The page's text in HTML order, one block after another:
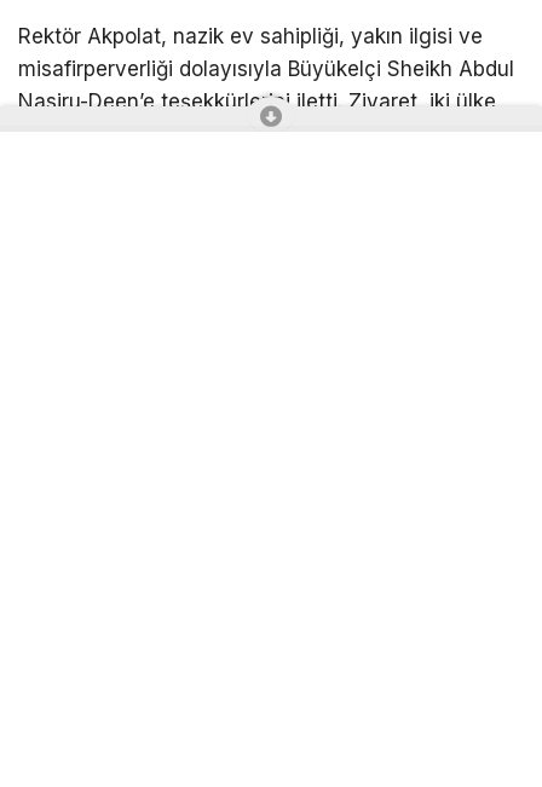
Rektör Akpolat, nazik ev sahipliği, yakın ilgisi ve
misafirperverliği dolayısıyla Büyükelçi Sheikh Abdul
Nasiru-Deen’e teşekkürlerini iletti. Ziyaret, iki ülke
arasındaki kültürel ve akademik bağları daha da